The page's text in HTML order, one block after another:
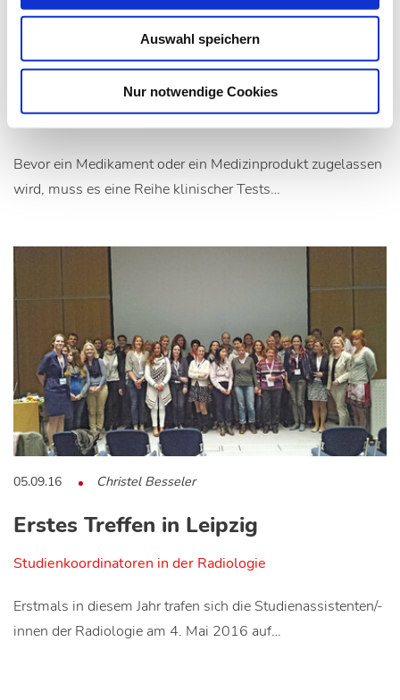
Auswahl speichern
Nur notwendige Cookies
Als MTA in die Forschung
Bevor ein Medikament oder ein Medizinprodukt zugelassen
wird, muss es eine Reihe klinischer Tests…
05.09.16 Christel Besseler
Erstes Treffen in Leipzig
Studienkoordinatoren in der Radiologie
Erstmals in diesem Jahr trafen sich die Studienassistenten/-
innen der Radiologie am 4. Mai 2016 auf…